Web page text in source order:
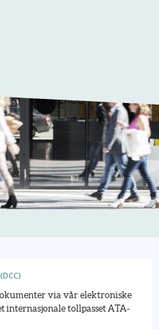
via vår elektroniske
internasjonale tollpasset ATA-